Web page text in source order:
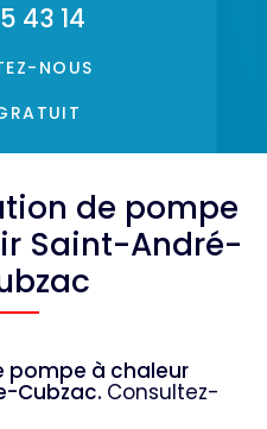
43 14
NOUS
de pompe
Saint-André-
pompe à chaleur
Cubzac. Consultez-